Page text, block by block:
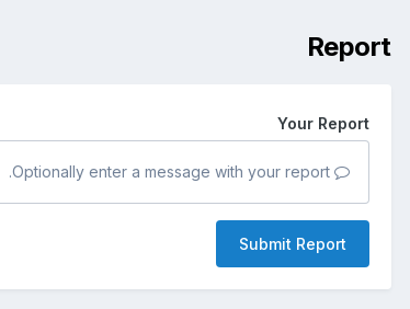
Report
Your Report
Submit Report